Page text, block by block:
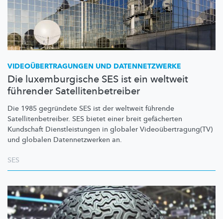
VIDEOÜBERTRAGUNGEN UND DATENNETZWERKE
Die luxemburgische SES ist ein weltweit
führender Satellitenbetreiber
Die 1985 gegründete SES ist der weltweit führende
Satellitenbetreiber. SES bietet einer breit gefächerten
Kundschaft Dienstleistungen in globaler Videoübertragung(TV)
und globalen Datennetzwerken an.
SES